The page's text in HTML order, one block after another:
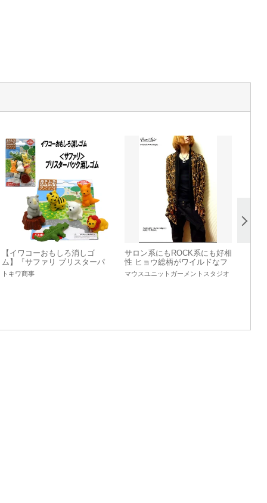
【イワコーおもしろ消しゴ
ム】『サファリ ブリスターパ
ック消しゴム』
トキワ商事
サロン系にもROCK系にも好相
性 ヒョウ総柄がワイルドなフ
ェイクレイヤードロングカー
ディガン
マウスユニットガーメントスタジオ